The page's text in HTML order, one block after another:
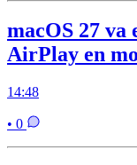
macOS 27
AirPlay en
14:48
• 0